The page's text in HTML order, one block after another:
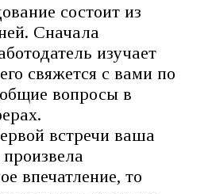
состоит из
Сначала
изучает
свяжется с вами по
вопросы в
встречи ваша
впечатление, то